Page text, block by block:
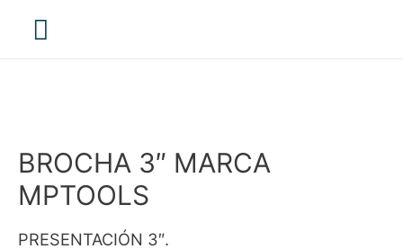
Menú
BROCHA 3″ MARCA
MPTOOLS
PRESENTACIÓN 3″.